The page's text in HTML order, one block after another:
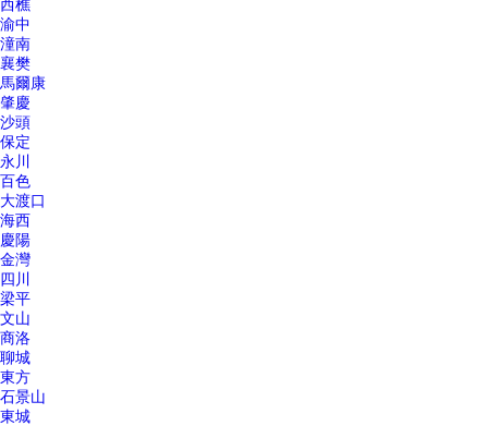
西樵
渝中
潼南
襄樊
馬爾康
肇慶
沙頭
保定
永川
百色
大渡口
海西
慶陽
金灣
四川
梁平
文山
商洛
聊城
東方
石景山
東城